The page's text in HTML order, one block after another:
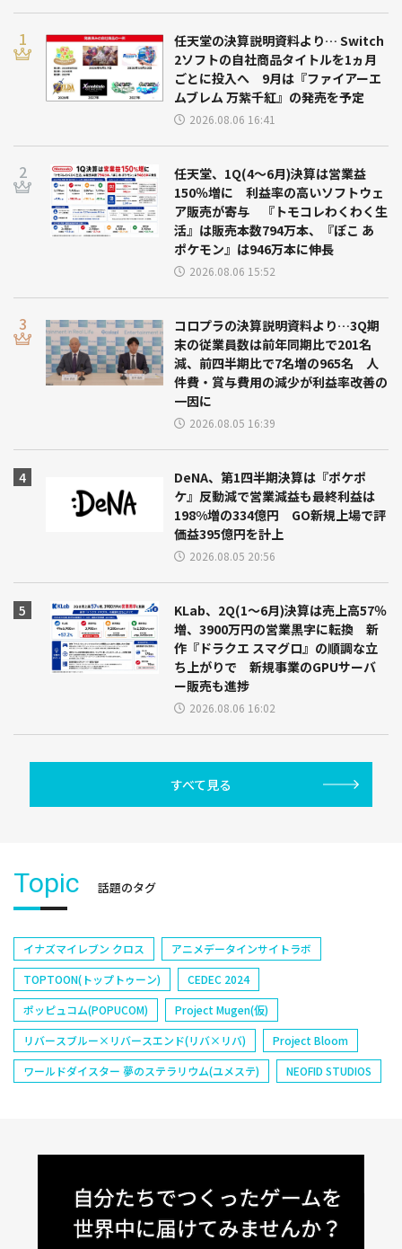
任天堂の決算説明資料より… Switch
2ソフトの自社商品タイトルを1ヵ月
ごとに投入へ 9月は『ファイアーエ
ムブレム 万紫千紅』の発売を予定
2026.08.06 16:41
任天堂、1Q(4～6月)決算は営業益
150％増に 利益率の高いソフトウェ
ア販売が寄与 『トモコレわくわく生
活』は販売本数794万本、『ぽこ あ
ポケモン』は946万本に伸長
2026.08.06 15:52
コロプラの決算説明資料より…3Q期
末の従業員数は前年同期比で201名
減、前四半期比で7名増の965名 人
件費・賞与費用の減少が利益率改善の
一因に
2026.08.05 16:39
DeNA、第1四半期決算は『ポケポ
ケ』反動減で営業減益も最終利益は
198%増の334億円 GO新規上場で評
価益395億円を計上
2026.08.05 20:56
KLab、2Q(1～6月)決算は売上高57％
増、3900万円の営業黒字に転換 新
作『ドラクエ スマグロ』の順調な立
ち上がりで 新規事業のGPUサーバ
ー販売も進捗
2026.08.06 16:02
すべて見る
Topic 話題のタグ
イナズマイレブン クロス
アニメデータインサイトラボ
TOPTOON(トップトゥーン)
CEDEC 2024
ポッピュコム(POPUCOM)
Project Mugen(仮)
リバースブルー×リバースエンド(リバ×リバ)
Project Bloom
ワールドダイスター 夢のステラリウム(ユメステ)
NEOFID STUDIOS